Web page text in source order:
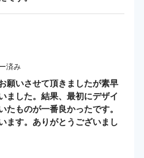
済み
願いさせて頂きましたが素早
ました。結果、最初にデザイ
たものが一番良かったです。
ます。ありがとうございまし